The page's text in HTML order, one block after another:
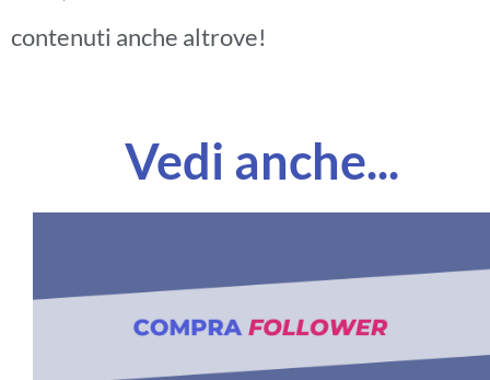
contenuti anche altrove!
Vedi anche...